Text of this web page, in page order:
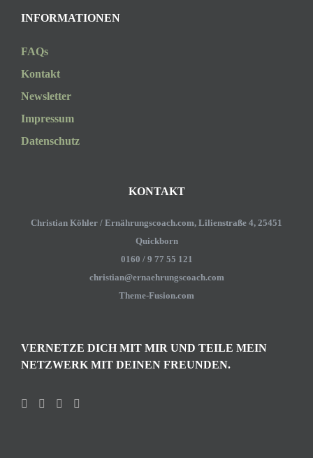
INFORMATIONEN
FAQs
Kontakt
Newsletter
Impressum
Datenschutz
KONTAKT
Christian Köhler / Ernährungscoach.com, Lilienstraße 4, 25451
Quickborn
0160 / 9 77 55 121
christian@ernaehrungscoach.com
Theme-Fusion.com
VERNETZE DICH MIT MIR UND TEILE MEIN
NETZWERK MIT DEINEN FREUNDEN.